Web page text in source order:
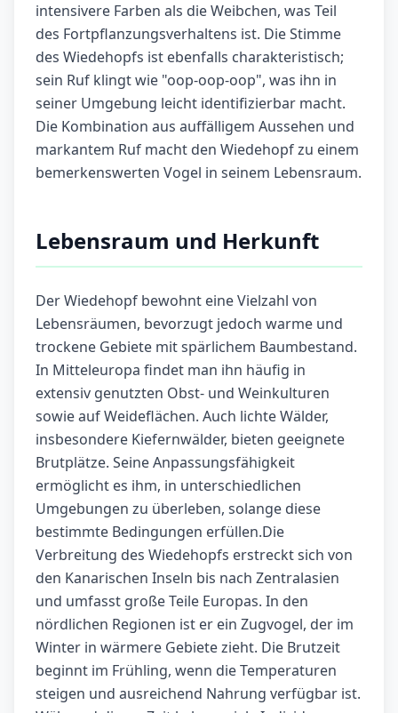
intensivere Farben als die Weibchen, was Teil
des Fortpflanzungsverhaltens ist. Die Stimme
des Wiedehopfs ist ebenfalls charakteristisch;
sein Ruf klingt wie "oop-oop-oop", was ihn in
seiner Umgebung leicht identifizierbar macht.
Die Kombination aus auffälligem Aussehen und
markantem Ruf macht den Wiedehopf zu einem
bemerkenswerten Vogel in seinem Lebensraum.
Lebensraum und Herkunft
Der Wiedehopf bewohnt eine Vielzahl von
Lebensräumen, bevorzugt jedoch warme und
trockene Gebiete mit spärlichem Baumbestand.
In Mitteleuropa findet man ihn häufig in
extensiv genutzten Obst- und Weinkulturen
sowie auf Weideflächen. Auch lichte Wälder,
insbesondere Kiefernwälder, bieten geeignete
Brutplätze. Seine Anpassungsfähigkeit
ermöglicht es ihm, in unterschiedlichen
Umgebungen zu überleben, solange diese
bestimmte Bedingungen erfüllen.Die
Verbreitung des Wiedehopfs erstreckt sich von
den Kanarischen Inseln bis nach Zentralasien
und umfasst große Teile Europas. In den
nördlichen Regionen ist er ein Zugvogel, der im
Winter in wärmere Gebiete zieht. Die Brutzeit
beginnt im Frühling, wenn die Temperaturen
steigen und ausreichend Nahrung verfügbar ist.